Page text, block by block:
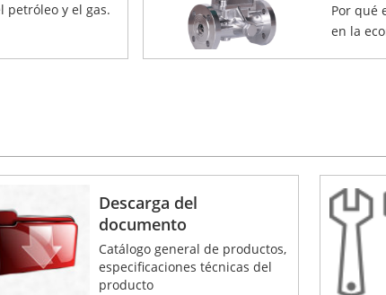
y el gas.
Por qué
en la
Descarga del
documento
Catálogo general de productos,
especificaciones técnicas del
producto